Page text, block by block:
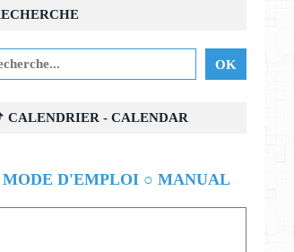
CALENDRIER - CALENDAR
MODE D'EMPLOI ○ MANUAL